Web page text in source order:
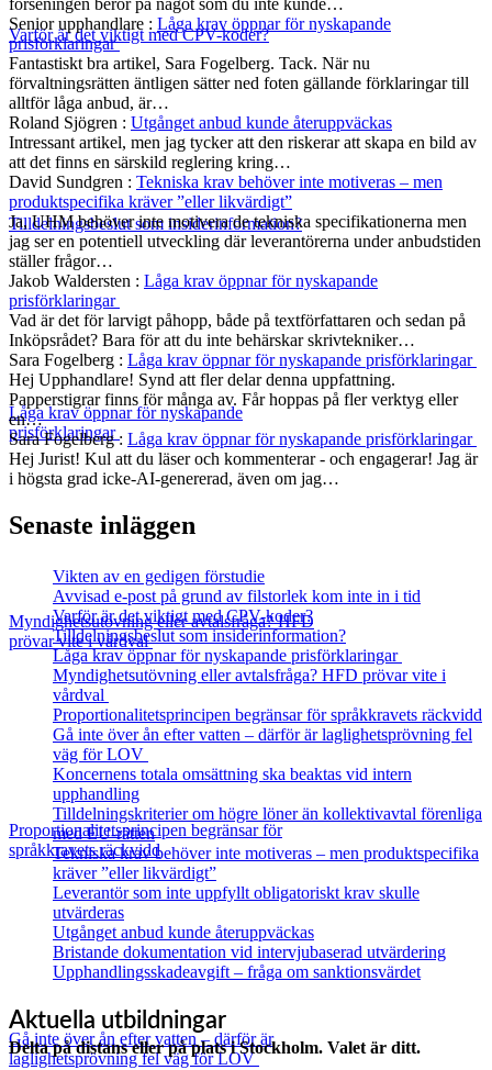
Varför är det viktigt med CPV-koder?
Tilldelningsbeslut som insiderinformation?
Låga krav öppnar för nyskapande
prisförklaringar
Myndighetsutövning eller avtalsfråga? HFD
prövar vite i vårdval
Proportionalitetsprincipen begränsar för
språkkravets räckvidd
Gå inte över ån efter vatten – därför är
laglighetsprövning fel väg för LOV
förseningen beror på något som du inte kunde…
Senior upphandlare : Låga krav öppnar för nyskapande
prisförklaringar
Fantastiskt bra artikel, Sara Fogelberg. Tack. När nu
förvaltningsrätten äntligen sätter ned foten gällande förklaringar till
alltför låga anbud, är…
Roland Sjögren : Utgånget anbud kunde återuppväckas
Intressant artikel, men jag tycker att den riskerar att skapa en bild av
att det finns en särskild reglering kring…
David Sundgren : Tekniska krav behöver inte motiveras – men
produktspecifika kräver ”eller likvärdigt”
Ja, UHM behöver inte motivera de tekniska specifikationerna men
jag ser en potentiell utveckling där leverantörerna under anbudstiden
ställer frågor…
Jakob Waldersten : Låga krav öppnar för nyskapande
prisförklaringar
Vad är det för larvigt påhopp, både på textförfattaren och sedan på
Inköpsrådet? Bara för att du inte behärskar skrivtekniker…
Sara Fogelberg : Låga krav öppnar för nyskapande prisförklaringar
Hej Upphandlare! Synd att fler delar denna uppfattning.
Papperstigrar finns för många av. Får hoppas på fler verktyg eller
en…
Sara Fogelberg: Låga krav öppnar för nyskapande prisförklaringar
Hej Jurist! Kul att du läser och kommenterar - och engagerar! Jag är
i högsta grad icke-AI-genererad, även om jag…
Senaste inläggen
Vikten av en gedigen förstudie
Avvisad e-post på grund av filstorlek kom inte in i tid
Varför är det viktigt med CPV-koder?
Tilldelningsbeslut som insiderinformation?
Låga krav öppnar för nyskapande prisförklaringar
Myndighetsutövning eller avtalsfråga? HFD prövar vite i
vårdval
Proportionalitetsprincipen begränsar för språkkravets räckvidd
Gå inte över ån efter vatten – därför är laglighetsprövning fel
väg för LOV
Koncernens totala omsättning ska beaktas vid intern
upphandling
Tilldelningskriterier om högre löner än kollektivavtal förenliga
med EU‑rätten
Tekniska krav behöver inte motiveras – men produktspecifika
kräver ”eller likvärdigt”
Leverantör som inte uppfyllt obligatoriskt krav skulle
utvärderas
Utgånget anbud kunde återuppväckas
Bristande dokumentation vid intervjubaserad utvärdering
Upphandlingsskadeavgift – fråga om sanktionsvärdet
Aktuella utbildningar
Delta på distans eller på plats i Stockholm. Valet är ditt.